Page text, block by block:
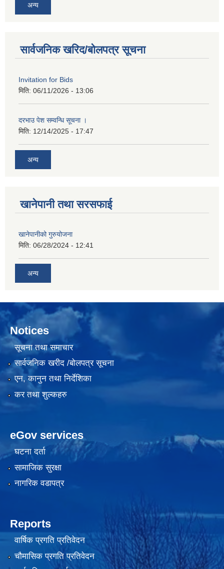
अन्य
सार्वजनिक खरिद/बोलपत्र सूचना
Invitation for Bids
मिति: 06/11/2026 - 13:06
दरभाउ पेश सम्वन्धि सूचना ।
मिति: 12/14/2025 - 17:47
अन्य
खानेपानी तथा सरसफाई
खानेपानीको गुरुयोजना
मिति: 06/28/2024 - 12:41
अन्य
Notices
सूचना तथा समाचार
सार्वजनिक खरीद /बोलपत्र सूचना
एन, कानुन तथा निर्देशिका
कर तथा शुल्कहरु
eGov services
घटना दर्ता
सामाजिक सुरक्षा
नागरिक वडापत्र
Reports
वार्षिक प्रगति प्रतिवेदन
चौमासिक प्रगति प्रतिवेदन